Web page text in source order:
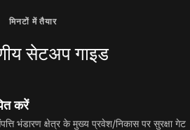
मिनटों में तैयार
सेटअप गाइड
करें
भंडारण क्षेत्र के मुख्य प्रवेश/निकास पर सुरक्षा गेट